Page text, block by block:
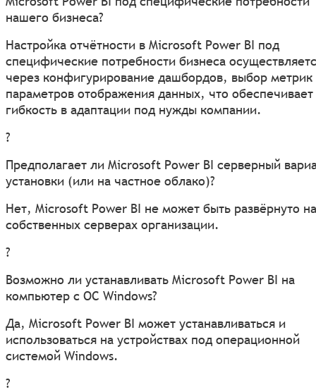
нашего бизнеса?
Настройка отчётности в Microsoft Power BI под
специфические потребности бизнеса
через конфигурирование дашбордов, выбор метрик
параметров отображения данных, что обеспечивает
гибкость в адаптации под нужды компании.
?
Предполагает ли Microsoft Power BI серверный
установки (или на частное облако)?
Нет, Microsoft Power BI не может быть развёрнуто на
собственных серверах организации.
?
Возможно ли устанавливать Microsoft Power BI на
компьютер с ОС Windows?
Да, Microsoft Power BI может устанавливаться и
использоваться на устройствах под операционной
системой Windows.
?